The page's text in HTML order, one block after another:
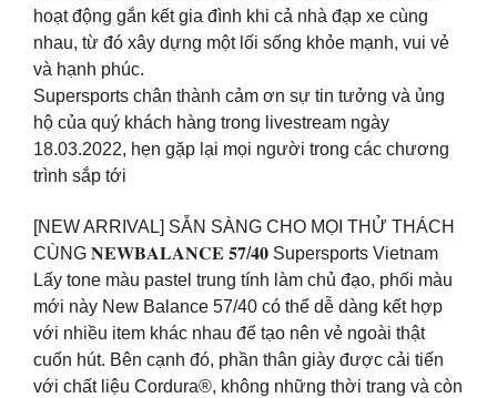
hoạt động gắn kết gia đình khi cả nhà đạp xe cùng
nhau, từ đó xây dựng một lối sống khỏe mạnh, vui vẻ
và hạnh phúc.
Supersports chân thành cảm ơn sự tin tưởng và ủng
hộ của quý khách hàng trong livestream ngày
18.03.2022, hẹn gặp lại mọi người trong các chương
trình sắp tới
[NEW ARRIVAL] SẴN SÀNG CHO MỌI THỬ THÁCH
CÙNG 𝐍𝐄𝐖𝐁𝐀𝐋𝐀𝐍𝐂𝐄 𝟓𝟕/𝟒𝟎 Supersports Vietnam
Lấy tone màu pastel trung tính làm chủ đạo, phối màu
mới này New Balance 57/40 có thể dễ dàng kết hợp
với nhiều item khác nhau để tạo nên vẻ ngoài thật
cuốn hút. Bên cạnh đó, phần thân giày được cải tiến
với chất liệu Cordura®, không những thời trang và còn